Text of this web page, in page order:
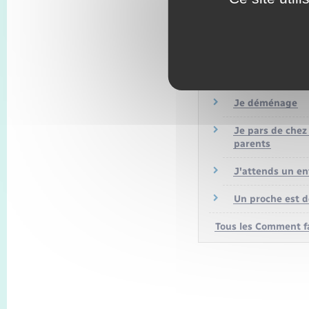
Je déménage
Je pars de chez
parents
J'attends un
Un proche est
Tous les Comment